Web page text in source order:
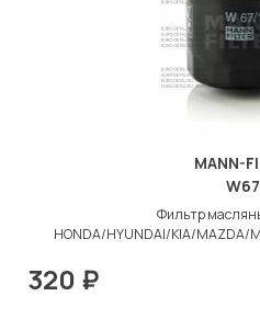
MANN-
Фильтр
HONDA/HYUNDAI/KIA/MAZDA/
320 ₽